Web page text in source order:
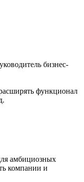
бизнес-
функционал
амбициозных
компании и